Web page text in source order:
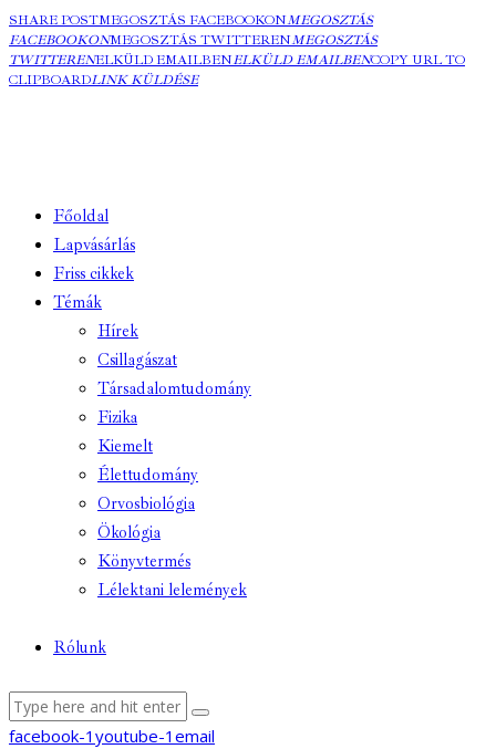
SHARE POSTMEGOSZTÁS FACEBOOKONMEGOSZTÁS
FACEBOOKONMEGOSZTÁS TWITTERENMEGOSZTÁS
TWITTERENELKÜLD EMAILBENELKÜLD EMAILBENCOPY URL TO
CLIPBOARDLINK KÜLDÉSE
Főoldal
Lapvásárlás
Friss cikkek
Témák
Hírek
Csillagászat
Társadalomtudomány
Fizika
Kiemelt
Élettudomány
Orvosbiológia
Ökológia
Könyvtermés
Lélektani lelemények
Rólunk
facebook-1 youtube-1 email